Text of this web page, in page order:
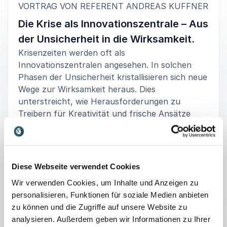
Diese Webseite verwendet Cookies
Wir verwenden Cookies, um Inhalte und Anzeigen zu
personalisieren, Funktionen für soziale Medien anbieten
zu können und die Zugriffe auf unsere Website zu
analysieren. Außerdem geben wir Informationen zu Ihrer
Tischlerei Briesowsky-Graf GmbH & Co.KG
5von 5
Sympathisch, empathisch, emotional und eine tolle
Verknüpfung von Sport und Wirtschaft. Andreas hat
uns mit seinem Vortrag tolle Punkte geliefert, welche
Rolle psychologische Sicherheit im Kontext von
Hochleistungsteams spielt. Seine Leitfrage "Macht es
unser Boot schneller" wird uns noch lange begleiten.
SIGNAL IDUNA
5von5
Andreas ist sehr empathisch und bodenständig. Die
VORTRAG VON REFERENT ANDREAS KUFFNER
Die Krise als Innovationszentrale – Aus
der Unsicherheit in die Wirksamkeit.
Krisenzeiten werden oft als
Innovationszentralen angesehen. In solchen
Phasen der Unsicherheit kristallisieren sich neue
Wege zur Wirksamkeit heraus. Dies
unterstreicht, wie Herausforderungen zu
Treibern für Kreativität und frische Ansätze
werden können. Aus dem Kern der
Schwierigkeiten entstehen innovative Ideen und
möglicherweise verborgen bleiben.
Vortrag unverbindlich anfragen: Andreas